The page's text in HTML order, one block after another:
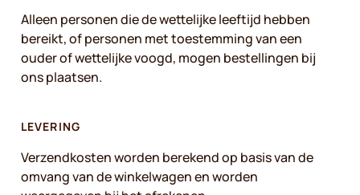
Alleen personen die de wettelijke leeftijd hebben
bereikt, of personen met toestemming van een
ouder of wettelijke voogd, mogen bestellingen bij
ons plaatsen.
LEVERING
Verzendkosten worden berekend op basis van de
omvang van de winkelwagen en worden